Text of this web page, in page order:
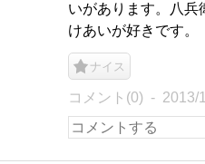
いがあります。八兵
けあいが好きです。
ナイス
コメント(0) 2013/